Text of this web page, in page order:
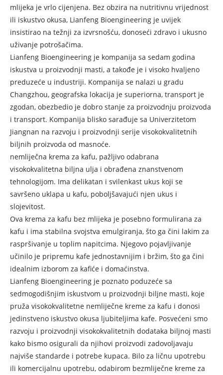
mlijeka je vrlo cijenjena. Bez obzira na nutritivnu vrijednost
ili iskustvo okusa, Lianfeng Bioengineering je uvijek
insistirao na težnji za izvrsnošću, donoseći zdravo i ukusno
uživanje potrošačima.
Lianfeng Bioengineering je kompanija sa sedam godina
iskustva u proizvodnji masti, a takođe je i visoko hvaljeno
preduzeće u industriji. Kompanija se nalazi u gradu
Changzhou, geografska lokacija je superiorna, transport je
zgodan, obezbedio je dobro stanje za proizvodnju proizvoda
i transport. Kompanija blisko sarađuje sa Univerzitetom
Jiangnan na razvoju i proizvodnji serije visokokvalitetnih
biljnih proizvoda od masnoće.
nemliječna krema za kafu, pažljivo odabrana
visokokvalitetna biljna ulja i obrađena znanstvenom
tehnologijom. Ima delikatan i svilenkast ukus koji se
savršeno uklapa u kafu, poboljšavajući njen ukus i
slojevitost.
Ova krema za kafu bez mlijeka je posebno formulirana za
kafu i ima stabilna svojstva emulgiranja, što ga čini lakim za
raspršivanje u toplim napitcima. Njegovo pojavljivanje
učinilo je pripremu kafe jednostavnijim i bržim, što ga čini
idealnim izborom za kafiće i domaćinstva.
Lianfeng Bioengineering je poznato poduzeće sa
sedmogodišnjim iskustvom u proizvodnji biljne masti, koje
pruža visokokvalitetne nemliječne kreme za kafu i donosi
jedinstveno iskustvo okusa ljubiteljima kafe. Posvećeni smo
razvoju i proizvodnji visokokvalitetnih dodataka biljnoj masti
kako bismo osigurali da njihovi proizvodi zadovoljavaju
najviše standarde i potrebe kupaca. Bilo za ličnu upotrebu
ili komercijalnu upotrebu, odabirom bezmliječne kreme za